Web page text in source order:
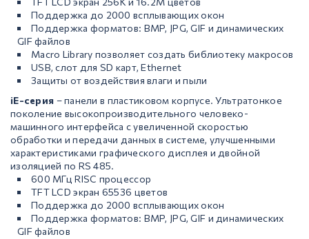
Поддержка до 2000 всплывающих окон
Поддержка форматов: BMP, JPG, GIF и динамических
GIF файлов
Macro Library позволяет создать библиотеку макросов
USB, слот для SD карт, Ethernet
Защиты от воздействия влаги и пыли
iE-серия – панели в пластиковом корпусе. Ультратонкое
поколение высокопроизводительного человеко-
машинного интерфейса с увеличенной скоростью
обработки и передачи данных в системе, улучшенными
характеристиками графического дисплея и двойной
изоляцией по RS 485.
600 МГц RISC процессор
TFT LCD экран 65536 цветов
Поддержка до 2000 всплывающих окон
Поддержка форматов: BMP, JPG, GIF и динамических
GIF файлов